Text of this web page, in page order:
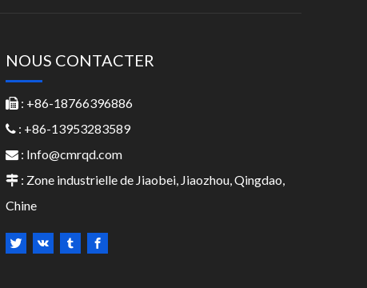
NOUS CONTACTER
 : +86-18766396886
 : +86-13953283589
 : Info@cmrqd.com
 : Zone industrielle de Jiaobei, Jiaozhou, Qingdao,
Chine